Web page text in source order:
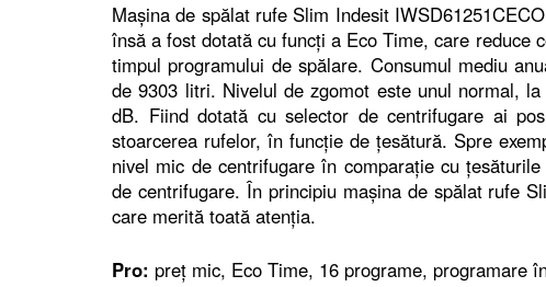
Maşina de spălat rufe Slim Indesit
însă a fost dotată cu funcţi a Eco Time, care reduce
timpul programului de spălare. Consumul mediu
de 9303 litri. Nivelul de zgomot este unul normal,
dB. Fiind dotată cu selector de centrifugare ai
stoarcerea rufelor, în funcţie de ţesătură. Spre
nivel mic de centrifugare în comparaţie cu
de centrifugare. În principiu maşina de spălat rufe
care merită toată atenţia.
Pro: preţ mic, Eco Time, 16 programe, programare